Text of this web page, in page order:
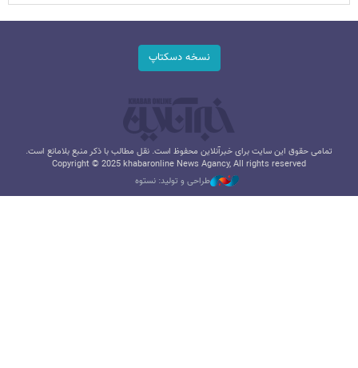
نسخه دسکتاپ
تمامی حقوق این سایت برای خبرآنلاین محفوظ است. نقل مطالب با ذکر منبع بلامانع است.
Copyright © 2025 khabaronline News Agancy, All rights reserved
طراحی و تولید: نستوه